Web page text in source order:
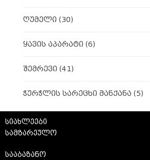
ღუმელი (30)
ყავის აპარატი (6)
შემრევი (41)
ჭურჭლის სარეცხი მანქანა (5)
სიახლეები
სამზარეულო
სააბაზანო